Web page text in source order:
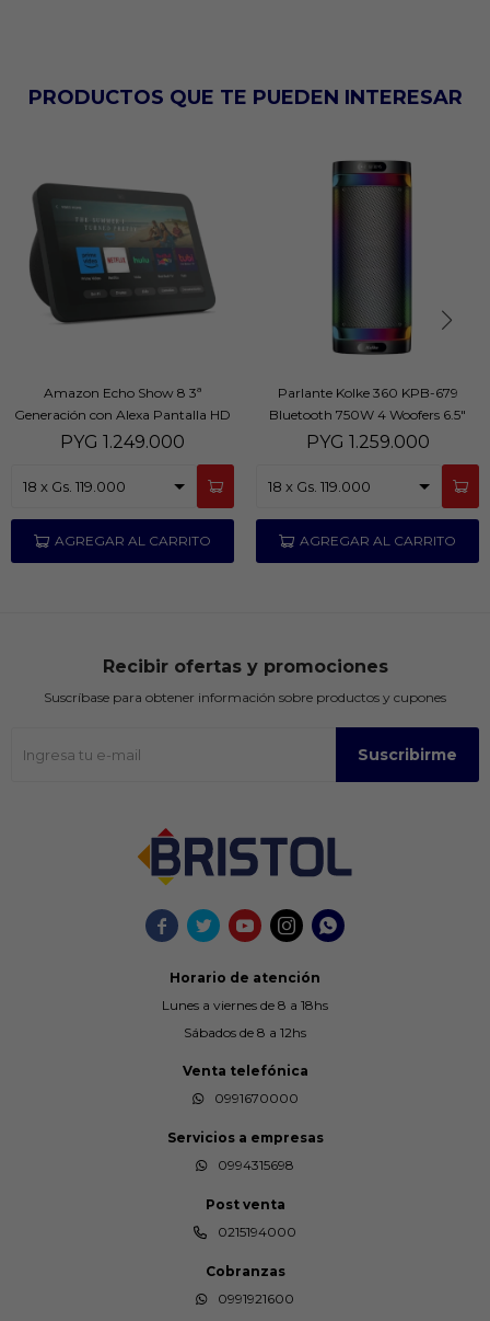
PRODUCTOS QUE TE PUEDEN INTERESAR
Amazon Echo Show 8 3ª
Generación con Alexa Pantalla HD
8" Charcoal
PYG 1.249.000
Parlante Kolke 360 KPB-679
Bluetooth 750W 4 Woofers 6.5"
RGB Karaoke
PYG 1.259.000
    
Horario de atención
Lunes a viernes de 8 a 18hs
Sábados de 8 a 12hs
Venta telefónica
0991670000
Servicios a empresas
0994315698
Post venta
0215194000
Cobranzas
0991921600
Recibir ofertas y promociones
Suscríbase para obtener información sobre productos y cupones
Suscribirme